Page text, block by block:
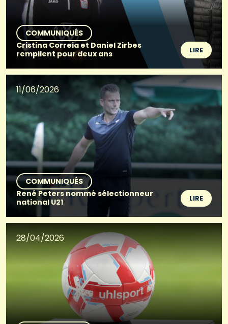
COMMUNIQUÉS
Cristina Correia et Daniel Zirbes
rempilent pour deux ans
LIRE
11/06/2026
COMMUNIQUÉS
René Peters nommé sélectionneur
national U21
LIRE
28/04/2026